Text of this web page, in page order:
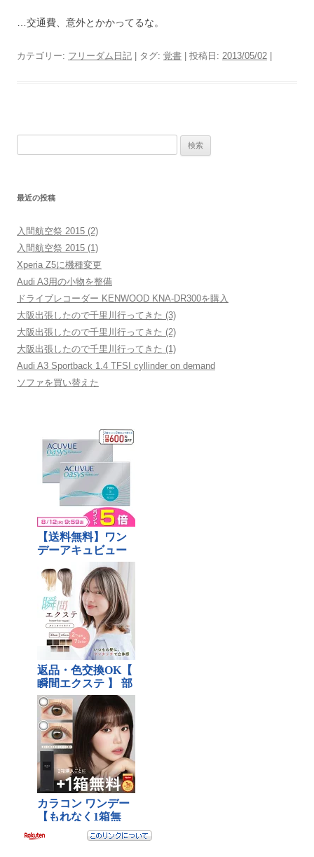
…交通費、意外とかかってるな。
カテゴリー: フリーダム日記 | タグ: 覚書 | 投稿日: 2013/05/02
最近の投稿
入間航空祭 2015 (2)
入間航空祭 2015 (1)
Xperia Z5に機種変更
Audi A3用の小物を整備
ドライブレコーダー KENWOOD KNA-DR300を購入
大阪出張したので千里川行ってきた (3)
大阪出張したので千里川行ってきた (2)
大阪出張したので千里川行ってきた (1)
Audi A3 Sportback 1.4 TFSI cyllinder on demand
ソファを買い替えた